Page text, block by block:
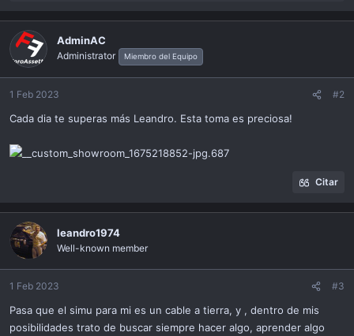
a
c
t
i
o
n
:
AdminAC
Administrator Miembro del Equipo
1 Feb 2023 #2
Cada dia te superas más Leandro. Esta toma es preciosa!
Citar
leandro1974
Well-known member
1 Feb 2023 #3
Pasa que el simu para mi es un cable a tierra, y , dentro de mis
posibilidades trato de buscar siempre hacer algo, aprender algo